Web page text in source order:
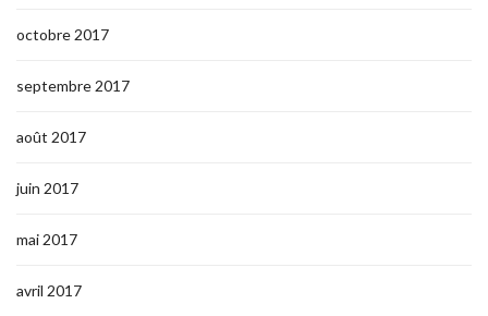
octobre 2017
septembre 2017
août 2017
juin 2017
mai 2017
avril 2017